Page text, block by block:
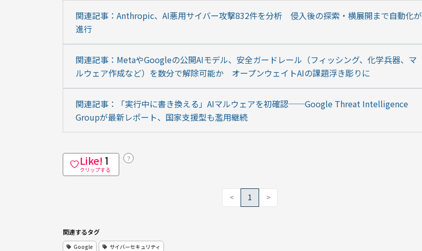
関連記事：Anthropic、AI悪用サイバー攻撃832件を分析　侵入後の探索・横展開まで自動化が
進行
関連記事：MetaやGoogleの公開AIモデル、安全ガードレール（フィッシング、化学兵器、マ
ルウェア作成など）を数分で解除可能か　オープンウェイトAIの課題浮き彫りに
関連記事：「実行中に書き換える」AIマルウェアを初確認──Google Threat Intelligence
Groupが最新レポート、国家支援型も濫用継続
Like! 1
クリップする
？
< 1 >
関連するタグ
Google サイバーセキュリティ